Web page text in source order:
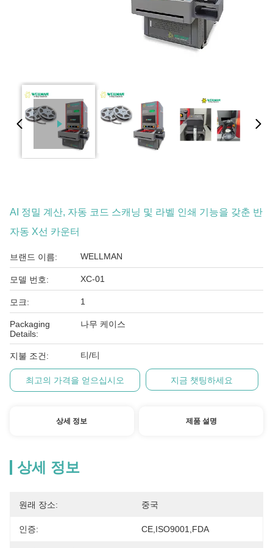
AI 정밀 계산, 자동 코드 스캐닝 및 라벨 인쇄 기능을 갖춘 반
자동 X선 카운터
브랜드 이름: WELLMAN
모델 번호: XC-01
모크: 1
Packaging
Details:
나무 케이스
지불 조건: 티/티
최고의 가격을 얻으십시오 지금 챗팅하세요
상세 정보 제품 설명
상세 정보
원래 장소: 중국
인증: CE,ISO9001,FDA